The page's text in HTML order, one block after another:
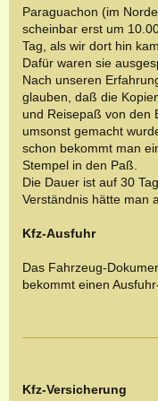
Paraguachon (im
scheinbar erst um
Tag, als wir dort hin
Dafür waren sie
Nach unseren
glauben, daß die
und Reisepaß von den
umsonst gemacht
schon bekommt man
Stempel in den Paß.
Die Dauer ist auf 30
Verständnis hätte man
Kfz-Ausfuhr
Das Fahrzeug-
bekommt einen
Kfz-Versicherung